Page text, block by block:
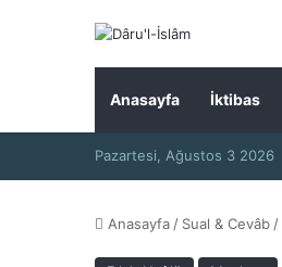
Anasayfa İktibas
Pazartesi, Ağustos 3 2026
Anasayfa / Sual & Cevâb /